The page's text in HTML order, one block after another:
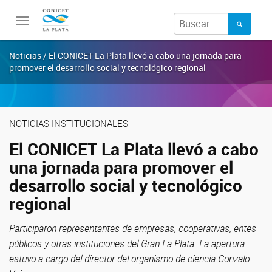
Toggle
navigation
Noticias / El CONICET La Plata llevó a cabo una jornada para
promover el desarrollo social y tecnológico regional
NOTICIAS INSTITUCIONALES
El CONICET La Plata llevó a cabo
una jornada para promover el
desarrollo social y tecnológico
regional
Participaron representantes de empresas, cooperativas, entes
públicos y otras instituciones del Gran La Plata. La apertura
estuvo a cargo del director del organismo de ciencia Gonzalo